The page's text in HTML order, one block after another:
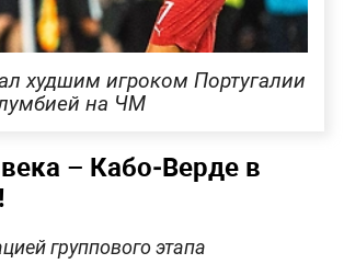
худшим игроком Португалии
на ЧМ
– Кабо‑Верде в
группового этапа